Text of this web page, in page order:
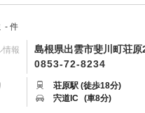
- 件
情報
島根県出雲市斐川町荘原
0853-72-8234
荘原駅 (徒歩18分)
宍道IC (車8分)